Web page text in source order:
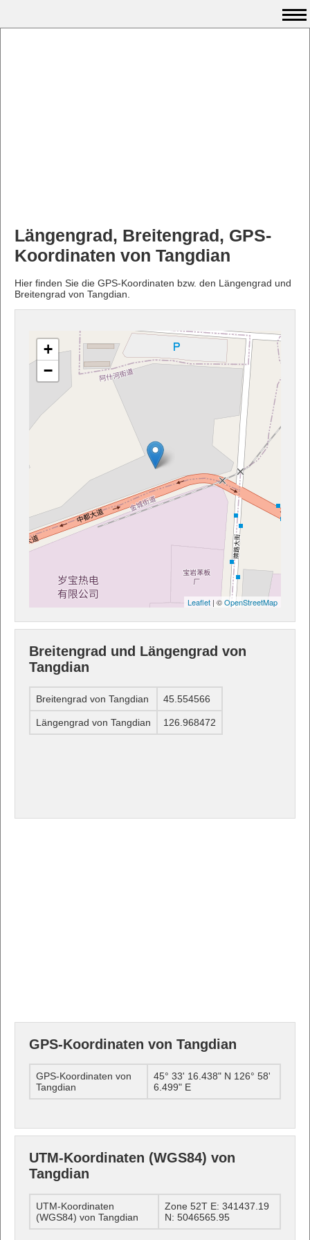
Längengrad, Breitengrad, GPS-
Koordinaten von Tangdian
Hier finden Sie die GPS-Koordinaten bzw. den Längengrad und
Breitengrad von Tangdian.
+
−
Leaflet | ©OpenStreetMap
Breitengrad und Längengrad von
Tangdian
Breitengrad von Tangdian 45.554566
Längengrad von Tangdian 126.968472
GPS-Koordinaten von Tangdian
GPS-Koordinaten von
Tangdian
45° 33' 16.438" N 126° 58'
6.499" E
UTM-Koordinaten (WGS84) von
Tangdian
UTM-Koordinaten
(WGS84) von Tangdian
Zone 52T E: 341437.19
N: 5046565.95